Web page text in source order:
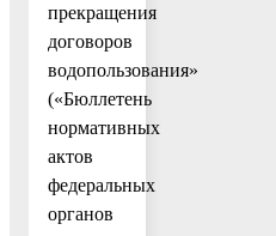
прекращения
договоров
водопользования»
(«Бюллетень
нормативных
актов
федеральных
органов